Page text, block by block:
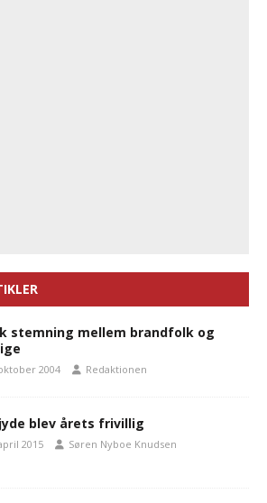
stemning mellem brandfolk og
2004 Redaktionen
blev årets frivillig
2015 Søren Nyboe Knudsen